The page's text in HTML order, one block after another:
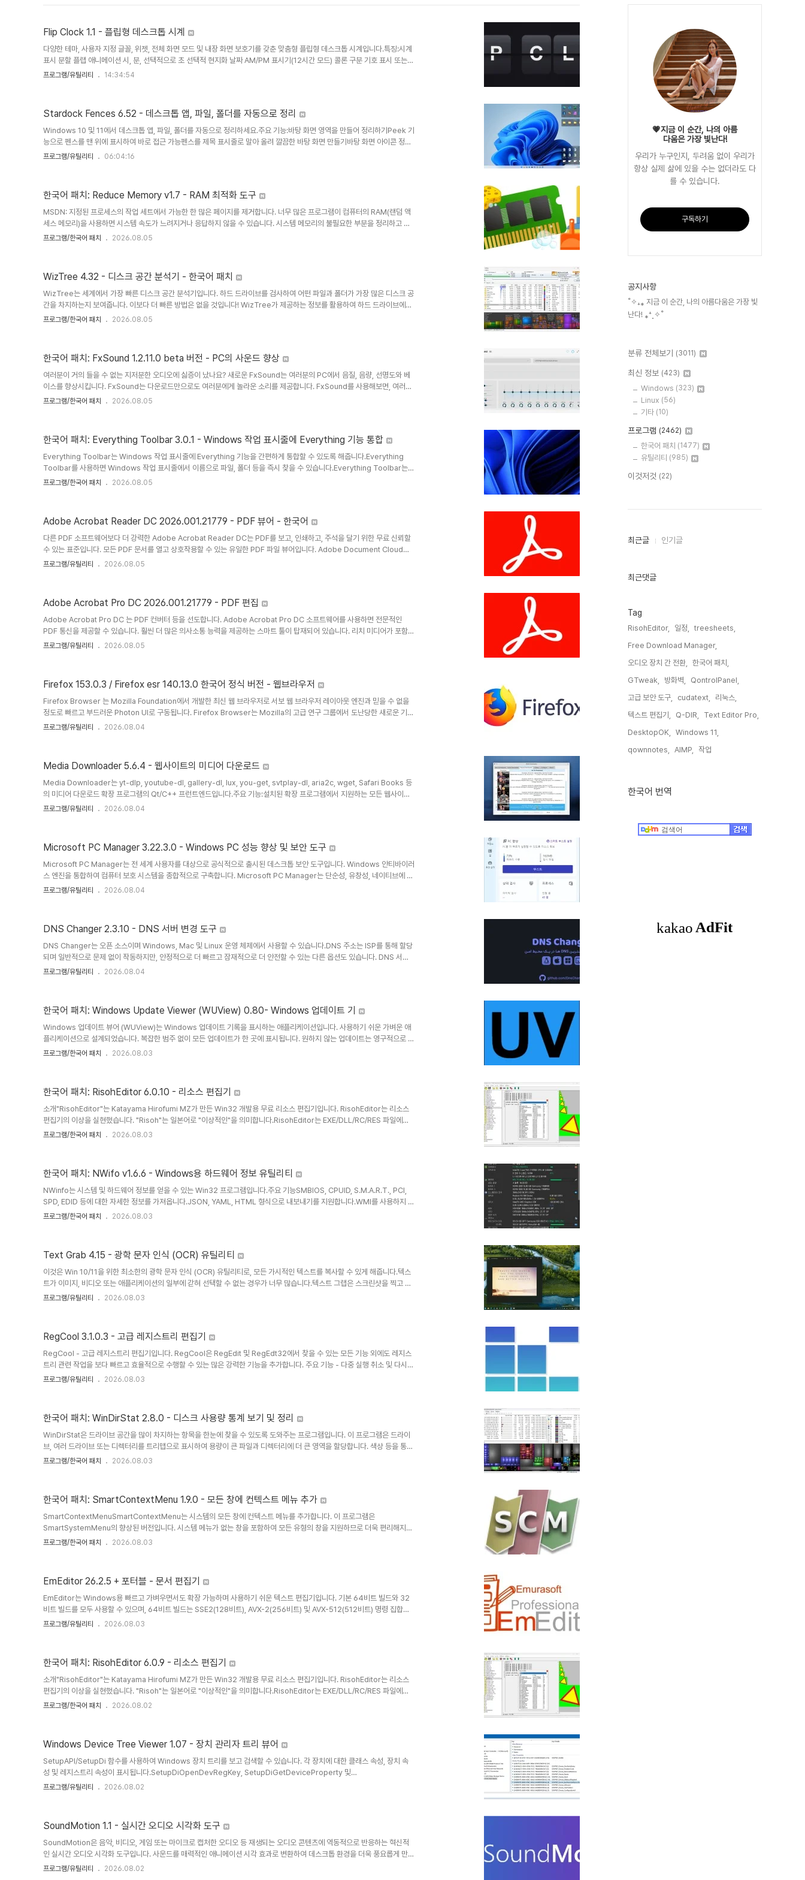
Flip Clock 1.1 - 플립형 데스크톱 시계
다양한 테마, 사용자 지정 글꼴, 위젯, 전체 화면 모드 및 내장 화면 보호기를 갖춘 맞춤형 플립형 데스크톱 시계입니다.특징:시계
표시 분할 플랩 애니메이션 시, 분, 선택적으로 초 선택적 현지화 날짜 AM/PM 표시기(12시간 모드) 콜론 구분 기호 표시 또는
숨기기 Windows 시스템 시계와 동기화됨형식 및 내용 24시간 또는 12시간 형식 초 표시 또는 숨기기 카드당 두 자리 숫자 또
프로그램/유틸리티 14:34:54
Stardock Fences 6.52 - 데스크톱 앱, 파일, 폴더를 자동으로 정리
Windows 10 및 11에서 데스크톱 앱, 파일, 폴더를 자동으로 정리하세요.주요 기능:바탕 화면 영역을 만들어 정리하기Peek 기
능으로 펜스를 맨 위에 표시하여 바로 접근 가능펜스를 제목 표시줄로 말아 올려 깔끔한 바탕 화면 만들기바탕 화면 아이콘 정리
규칙 정의하기여러 페이지의 펜스 사이를 스와이프하여 이동하기Windows 10 및 Windows 11 테마에 맞춰 디자인됨기능
프로그램/유틸리티 06:04:16
한국어 패치: Reduce Memory v1.7 - RAM 최적화 도구
MSDN: 지정된 프로세스의 작업 세트에서 가능한 한 많은 페이지를 제거합니다. 너무 많은 프로그램이 컴퓨터의 RAM(랜덤 액
세스 메모리)을 사용하면 시스템 속도가 느려지거나 응답하지 않을 수 있습니다. 시스템 메모리의 불필요한 부분을 정리하고 시
스템을 다시 원활하게 실행하려면 "메모리 줄이기"를 사용하십시오. 이렇게 하면 Windows에서 RAM 메모리가 약간 확보됩니
프로그램/한국어 패치 2026.08.05
WizTree 4.32 - 디스크 공간 분석기 - 한국어 패치
WizTree는 세계에서 가장 빠른 디스크 공간 분석기입니다. 하드 드라이브를 검사하여 어떤 파일과 폴더가 가장 많은 디스크 공
간을 차지하는지 보여줍니다. 이보다 더 빠른 방법은 없을 것입니다! WizTree가 제공하는 정보를 활용하여 하드 드라이브에서
"공간 낭비"를 신속하게 찾아 제거하세요. WizTree는 NTFS로 포맷된 하드 드라이브에서 마스터 파일 테이블(MFT)을 직접
프로그램/한국어 패치 2026.08.05
한국어 패치: FxSound 1.2.11.0 beta 버전 - PC의 사운드 향상
여러분이 거의 들을 수 없는 지저분한 오디오에 싫증이 났나요? 새로운 FxSound는 여러분의 PC에서 음질, 음량, 선명도와 베
이스를 향상시킵니다. FxSound는 다운로드만으로도 여러분에게 놀라운 소리를 제공합니다. FxSound를 사용해보면, 여러분
에게 적합한지 알게 될 것입니다. 대부분의 사람들은 더 나은 오디오 소프트웨어/하드웨어를 사용해 보기 전에는 자신의 사운드
프로그램/한국어 패치 2026.08.05
한국어 패치: Everything Toolbar 3.0.1 - Windows 작업 표시줄에 Everything 기능 통합
Everything Toolbar는 Windows 작업 표시줄에 Everything 기능을 간편하게 통합할 수 있도록 해줍니다.Everything
Toolbar를 사용하면 Windows 작업 표시줄에서 이름으로 파일, 폴더 등을 즉시 찾을 수 있습니다.Everything Toolbar는
파일 색인 생성, 검색, 그리고 다른 사람과의 간편한 파일 공유 기능을 제공합니다.Everything Toolbar 사용 방법:● 다운로드
프로그램/한국어 패치 2026.08.05
Adobe Acrobat Reader DC 2026.001.21779 - PDF 뷰어 - 한국어
다른 PDF 소프트웨어보다 더 강력한 Adobe Acrobat Reader DC는 PDF를 보고, 인쇄하고, 주석을 달기 위한 무료 신뢰할
수 있는 표준입니다. 모든 PDF 문서를 열고 상호작용할 수 있는 유일한 PDF 파일 뷰어입니다. Adobe Document Cloud에
연결되어 있어 컴퓨터와 모바일 기기에서 PDF 작업이 그 어느 때보다 쉬워졌습니다. 모든 유형의 PDF 콘텐츠를 보고, 상호작용
프로그램/유틸리티 2026.08.05
Adobe Acrobat Pro DC 2026.001.21779 - PDF 편집
Adobe Acrobat Pro DC 는 PDF 컨버터 등을 선도합니다. Adobe Acrobat Pro DC 소프트웨어를 사용하면 전문적인
PDF 통신을 제공할 수 있습니다. 훨씬 더 많은 의사소통 능력을 제공하는 스마트 툴이 탑재되어 있습니다. 리치 미디어가 포함된
PDF 파일을 만들고 편집하며, 정보를 보다 안전하게 공유하고, 보다 효율적으로 피드백을 수집할 수 있습니다.Adobe
프로그램/유틸리티 2026.08.05
Firefox 153.0.3 / Firefox esr 140.13.0 한국어 정식 버전 - 웹브라우저
Firefox Browser 는 Mozilla Foundation에서 개발한 최신 웹 브라우저로 서보 웹 브라우저 레이아웃 엔진과 믿을 수 없을
정도로 빠르고 부드러운 Photon UI로 구동됩니다. Firefox Browser는 Mozilla의 고급 연구 그룹에서 도난당한 새로운 기술
로 완벽하게 정비된 핵심 엔진에 구축된 Gecko의 기존 Firefox보다 두 배 이상 빠른 속도로 작동하고 있으며, 수 톤의 페이지
프로그램/유틸리티 2026.08.04
Media Downloader 5.6.4 - 웹사이트의 미디어 다운로드
Media Downloader는 yt-dlp, youtube-dl, gallery-dl, lux, you-get, svtplay-dl, aria2c, wget, Safari Books 등
의 미디어 다운로드 확장 프로그램의 Qt/C++ 프런트엔드입니다.주요 기능:설치된 확장 프로그램에서 지원하는 모든 웹사이트
의 미디어를 다운로드할 수 있습니다.다양한 형식의 미디어를 다운로드할 때 사용할 수 있는 사전 설정 옵션 목록을 제공하며, 사
프로그램/유틸리티 2026.08.04
Microsoft PC Manager 3.22.3.0 - Windows PC 성능 향상 및 보안 도구
Microsoft PC Manager는 전 세계 사용자를 대상으로 공식적으로 출시된 데스크톱 보안 도구입니다. Windows 안티바이러
스 엔진을 통합하여 컴퓨터 보호 시스템을 종합적으로 구축합니다. Microsoft PC Manager는 단순성, 유창성, 네이티브에 가
깝고 효율적이고 안전하며 방해 없이 순수하다는 네 가지 제품 개념을 준수합니다. 사용자의 고충 사항을 바탕으로 악성 시스템
프로그램/유틸리티 2026.08.04
DNS Changer 2.3.10 - DNS 서버 변경 도구
DNS Changer는 오픈 소스이며 Windows, Mac 및 Linux 운영 체제에서 사용할 수 있습니다.DNS 주소는 ISP를 통해 할당
되며 일반적으로 문제 없이 작동하지만, 안정적으로 더 빠르고 잠재적으로 더 안전할 수 있는 다른 옵션도 있습니다. DNS 서버
를 변경하는 데는 수작업으로 많은 시간이 걸리지 않으며, 일부는 이 옵션을 선호할 수 있습니다. 하지만 여러 다른 DNS 서버와
프로그램/유틸리티 2026.08.04
한국어 패치: Windows Update Viewer (WUView) 0.80- Windows 업데이트 기
Windows 업데이트 뷰어 (WUView)는 Windows 업데이트 기록을 표시하는 애플리케이션입니다. 사용하기 쉬운 가벼운 애
플리케이션으로 설계되었습니다. 복잡한 범주 없이 모든 업데이트가 한 곳에 표시됩니다. 원하지 않는 업데이트는 영구적으로 제
외하거나 일시적으로 필터링할 수 있습니다.WUView는 Windows 업데이트 에이전트 API와 Windows 이벤트 로그를 사용
프로그램/한국어 패치 2026.08.03
한국어 패치: RisohEditor 6.0.10 - 리소스 편집기
소개"RisohEditor"는 Katayama Hirofumi MZ가 만든 Win32 개발용 무료 리소스 편집기입니다. RisohEditor는 리소스
편집기의 이상을 실현했습니다. "Risoh"는 일본어로 "이상적인"을 의미합니다.RisohEditor는 EXE/DLL/RC/RES 파일에서
리소스 데이터를 추가, 편집, 추출, 복제 및 제거할 수 있습니다.RisohEditor를 사용하여 Windows 리소스 (대화 상자, 메뉴,
프로그램/한국어 패치 2026.08.03
한국어 패치: NWifo v1.6.6 - Windows용 하드웨어 정보 유틸리티
NWinfo는 시스템 및 하드웨어 정보를 얻을 수 있는 Win32 프로그램입니다.주요 기능SMBIOS, CPUID, S.M.A.R.T., PCI,
SPD, EDID 등에 대한 자세한 정보를 가져옵니다.JSON, YAML, HTML 형식으로 내보내기를 지원합니다.WMI를 사용하지 않
고 직접 정보를 수집합니다.한국어 번역: VenusGirl공식 홈페이지안정 버전: NWinfo.zip 라이트 버전:
프로그램/한국어 패치 2026.08.03
Text Grab 4.15 - 광학 문자 인식 (OCR) 유틸리티
이것은 Win 10/11을 위한 최소한의 광학 문자 인식 (OCR) 유틸리티로, 모든 가시적인 텍스트를 복사할 수 있게 해줍니다.텍스
트가 이미지, 비디오 또는 애플리케이션의 일부에 갇혀 선택할 수 없는 경우가 너무 많습니다.텍스트 그랩은 스크린샷을 찍고 그
이미지를 OCR 엔진으로 전달한 다음, 텍스트를 클립보드에 넣어 어디서나 사용할 수 있도록 합니다.OCR은 Windows API를
프로그램/유틸리티 2026.08.03
RegCool 3.1.0.3 - 고급 레지스트리 편집기
RegCool - 고급 레지스트리 편집기입니다. RegCool은 RegEdit 및 RegEdt32에서 찾을 수 있는 모든 기능 외에도 레지스
트리 관련 작업을 보다 빠르고 효율적으로 수행할 수 있는 많은 강력한 기능을 추가합니다. 주요 기능 - 다중 실행 취소 및 다시
실행 - 검색 및 바꾸기 - 레지스트리 비교 - 잘라내기, 복사 및 붙여넣기 - 끌어다 놓기 - 레지스트리 스냅샷 - 백업 및 복원 - 조
프로그램/유틸리티 2026.08.03
한국어 패치: WinDirStat 2.8.0 - 디스크 사용량 통계 보기 및 정리
WinDirStat은 드라이브 공간을 많이 차지하는 항목을 한눈에 찾을 수 있도록 도와주는 프로그램입니다. 이 프로그램은 드라이
브, 여러 드라이브 또는 디렉터리를 트리맵으로 표시하여 용량이 큰 파일과 디렉터리에 더 큰 영역을 할당합니다. 색상 등을 통해
이러한 영역을 시각적으로 구분함으로써 어떤 항목이 공간을 많이 차지하는지, 어디를 자세히 살펴봐야 하는지 한눈에 파악할 수
프로그램/한국어 패치 2026.08.03
한국어 패치: SmartContextMenu 1.9.0 - 모든 창에 컨텍스트 메뉴 추가
SmartContextMenuSmartContextMenu는 시스템의 모든 창에 컨텍스트 메뉴를 추가합니다. 이 프로그램은
SmartSystemMenu의 향상된 버전입니다. 시스템 메뉴가 없는 창을 포함하여 모든 유형의 창을 지원하므로 더욱 편리해지기
를 바랍니다. 또한 별도의 DLL 모듈에 있는 후크를 사용하지 않으므로 안정성과 가벼움이 더욱 뛰어납니다. 앱을 사용하려면
프로그램/한국어 패치 2026.08.03
EmEditor 26.2.5 + 포터블 - 문서 편집기
EmEditor는 Windows용 빠르고 가벼우면서도 확장 가능하며 사용하기 쉬운 텍스트 편집기입니다. 기본 64비트 빌드와 32
비트 빌드를 모두 사용할 수 있으며, 64비트 빌드는 SSE2(128비트), AVX-2(256비트) 및 AVX-512(512비트) 명령 집합에
대한 별도의 빌드를 포함합니다. 기능: • 최대 248GB의 파일 크기 지원• 이진 파일 편집• 최적화된 검색 및 재배치• 개선된 설
프로그램/유틸리티 2026.08.03
한국어 패치: RisohEditor 6.0.9 - 리소스 편집기
소개"RisohEditor"는 Katayama Hirofumi MZ가 만든 Win32 개발용 무료 리소스 편집기입니다. RisohEditor는 리소스
편집기의 이상을 실현했습니다. "Risoh"는 일본어로 "이상적인"을 의미합니다.RisohEditor는 EXE/DLL/RC/RES 파일에서
리소스 데이터를 추가, 편집, 추출, 복제 및 제거할 수 있습니다.RisohEditor를 사용하여 Windows 리소스 (대화 상자, 메뉴,
프로그램/한국어 패치 2026.08.02
Windows Device Tree Viewer 1.07 - 장치 관리자 트리 뷰어
SetupAPI/SetupDi 함수를 사용하여 Windows 장치 트리를 보고 검색할 수 있습니다. 각 장치에 대한 클래스 속성, 장치 속
성 및 레지스트리 속성이 표시됩니다.SetupDiOpenDevRegKey, SetupDiGetDeviceProperty 및
SetupDiGetDeviceRegistryProperty와 같은 함수를 사용하여 이 정보를 가져올 수 있습니다.Windows 장치 관리자와
프로그램/유틸리티 2026.08.02
SoundMotion 1.1 - 실시간 오디오 시각화 도구
SoundMotion은 음악, 비디오, 게임 또는 마이크로 캡처한 오디오 등 재생되는 오디오 콘텐츠에 역동적으로 반응하는 혁신적
인 실시간 오디오 시각화 도구입니다. 사운드를 매력적인 애니메이션 시각 효과로 변환하여 데스크톱 환경을 더욱 풍요롭게 만들
어 줍니다.17가지 시각화 옵션17가지의 독특한 시각화 옵션 중에서 원하는 방식을 선택할 수 있습니다. 막대, 막대 + 피크, 미러
프로그램/유틸리티 2026.08.02
💗지금 이 순간, 나의 아름
다움은 가장 빛난다!
우리가 누구인지, 두려움 없이 우리가
항상 실제 삶에 있을 수는 없더라도 다
를 수 있습니다.
구독하기
공지사항
˚✧₊⁎ 지금 이 순간, 나의 아름다움은 가장 빛
난다! ⁎⁺˳✧˚
분류 전체보기 (3011)
최신 정보 (423)
Windows (323)
Linux (56)
기타 (10)
프로그램 (2462)
한국어 패치 (1477)
유틸리티 (985)
이것저것 (22)
최
인
최근글 인기글
최근댓글
Tag
RisohEditor, 일정,
treesheets,
Free Download Manager,
오디오 장치 간 전환,
한국어 패치,
GTweak,
방화벽,
QontrolPanel,
고급 보안 도구,
cudatext,
리눅스,
텍스트 편집기,
Q-DIR,
Text Editor Pro,
DesktopOK,
Windows 11,
qownnotes,
AIMP, 작업,
한국어 번역